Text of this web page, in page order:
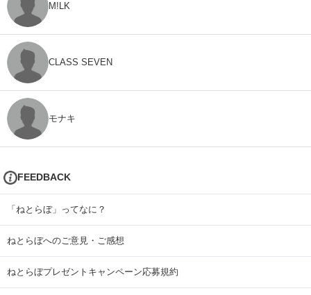
M!LK
CLASS SEVEN
モナキ
FEEDBACK
「ねとらぼ」ってなに？
ねとらぼへのご意見・ご感想
ねとらぼプレゼントキャンペーン応募規約